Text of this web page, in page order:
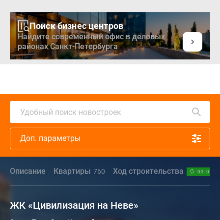
Поиск бизнес центров
Найдите современный офис в деловых
районах Санкт-Петербурга
Удобный поиск новостроек
Доп. параметры
Описание Квартиры 760 Ход строительства
ЖК «Цивилизация на Неве»